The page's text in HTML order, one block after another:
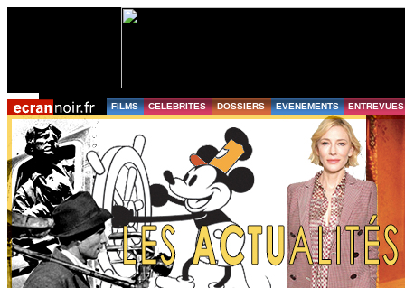
FILMS CELEBRITES DOSSIERS EVENEMENTS ENTREVUES